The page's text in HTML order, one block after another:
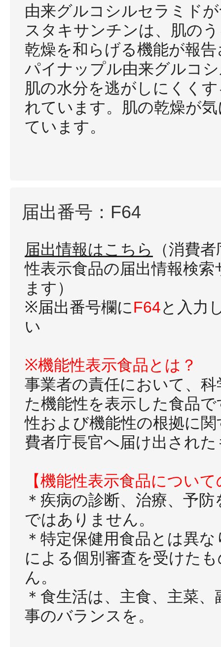
由来グルコシルセラミド
スタキサンチンは、肌の
乾燥を和らげる機能が報
パイナップル由来グルコ
肌の水分を逃がしにくく
れています。肌の乾燥が
ています。
届出番号：F64
届出情報はこちら
（消費
性表示食品の届出情報検
ます）
※届出番号欄にF64と入力
い
※機能性表示食品とは？
事業者の責任において、
た機能性を表示した食品
性および機能性の根拠に
費者庁長官へ届け出され
【機能性表示食品につい
＊疾病の診断、治療、予
ではありません。
＊特定保健用食品とは異
による個別審査を受けた
ん。
＊食生活は、主食、主菜
事のバランスを。